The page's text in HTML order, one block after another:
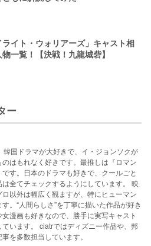
イト・ウォリアーズ」キャスト相
一覧！【決戦！九龍城砦】
ー
韓国ドラマが大好きで、イ・ジョンソクが
はもれなく好きです。最推しは『ロマン
です。日本のドラマも好きで、クールごと
は全てチェックするようにしています。 映
以外は幅広く観ますが、特にヒューマン
す。“人間らしさ”を丁寧に描いた作品が好き
漫画も好きなので、勝手に実写キャスト
ています。 ciatrではディズニー作品や、邦
を多数担当しています。